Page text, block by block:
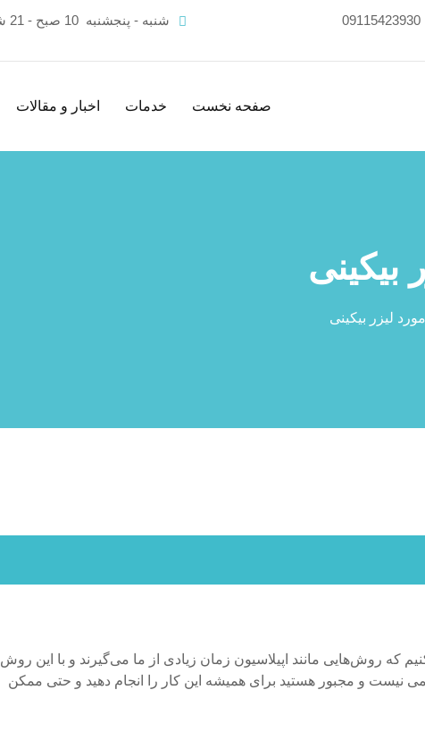
09115423930 شنبه - پنجشنبه 10 صبح - 21 شب
صفحه نخست خدمات اخبار و مقالات
بیکینی
لیزر بیکینی
که روش‌هایی مانند اپیلاسیون زمان زیادی از ما می‌گیرند و با این روش
نیست و مجبور هستید برای همیشه این کار را انجام دهید و حتی ممکن